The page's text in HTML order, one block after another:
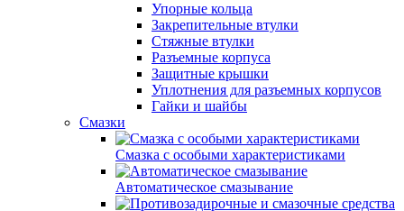
Упорные кольца
Закрепительные втулки
Стяжные втулки
Разъемные корпуса
Защитные крышки
Уплотнения для разъемных корпусов
Гайки и шайбы
Смазки
Смазка с особыми характеристиками
Автоматическое смазывание